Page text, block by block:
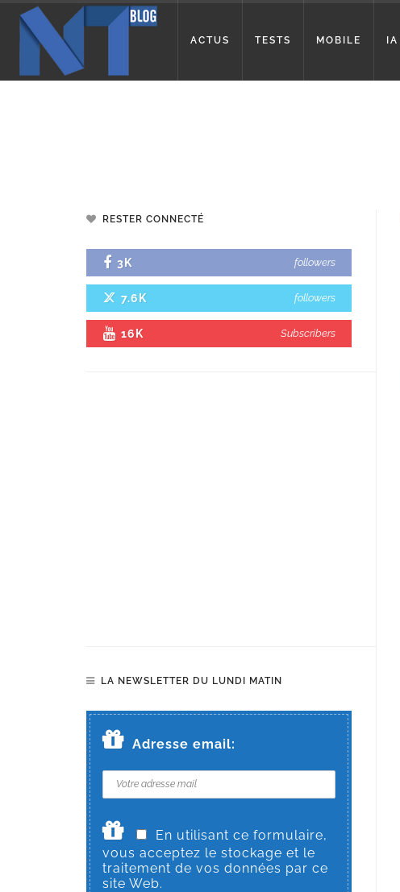
ACTUS TESTS MOBILE IA
RESTER CONNECTÉ
3K followers
7.6K followers
16K Subscribers
LA NEWSLETTER DU LUNDI MATIN
Adresse email:
En utilisant ce formulaire,
vous acceptez le stockage et le
traitement de vos données par ce
site Web.